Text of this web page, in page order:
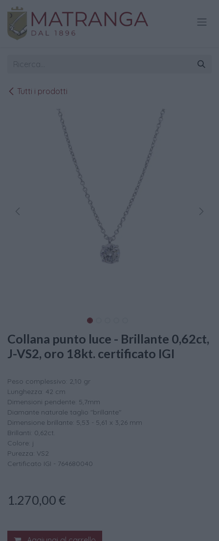
Passa al contenuto
Tutti i prodotti
Collana punto luce - Brillante 0,62ct,
J-VS2, oro 18kt. certificato IGI
Peso complessivo: 2,10 gr
Lunghezza: 42 cm
Dimensioni pendente: 5,7mm
Diamante naturale taglio "brillante"
Dimensione brillante: 5,53 - 5,61 x 3,26 mm
Brillanti: 0,62ct.
Colore: j
Purezza: VS2
Certificato IGI - 764680040
1.270,00 €